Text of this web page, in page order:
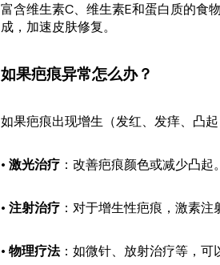
富含维生素C、维生素E和蛋白质的食
成，加速皮肤修复。
如果疤痕异常怎么办？
如果疤痕出现增生（发红、发痒、凸
• 激光治疗 ：改善疤痕颜色或减少凸起。
• 注射治疗 ：对于增生性疤痕，激素注
• 物理疗法：如微针、放射治疗等，可